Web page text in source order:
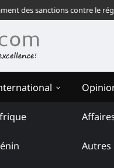
sanctions contre le régime
Autres